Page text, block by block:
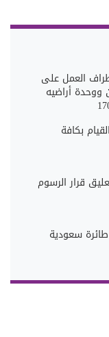
العمل على
ووحدة أراضيه
بكافة
قرار الرسوم
سعودية